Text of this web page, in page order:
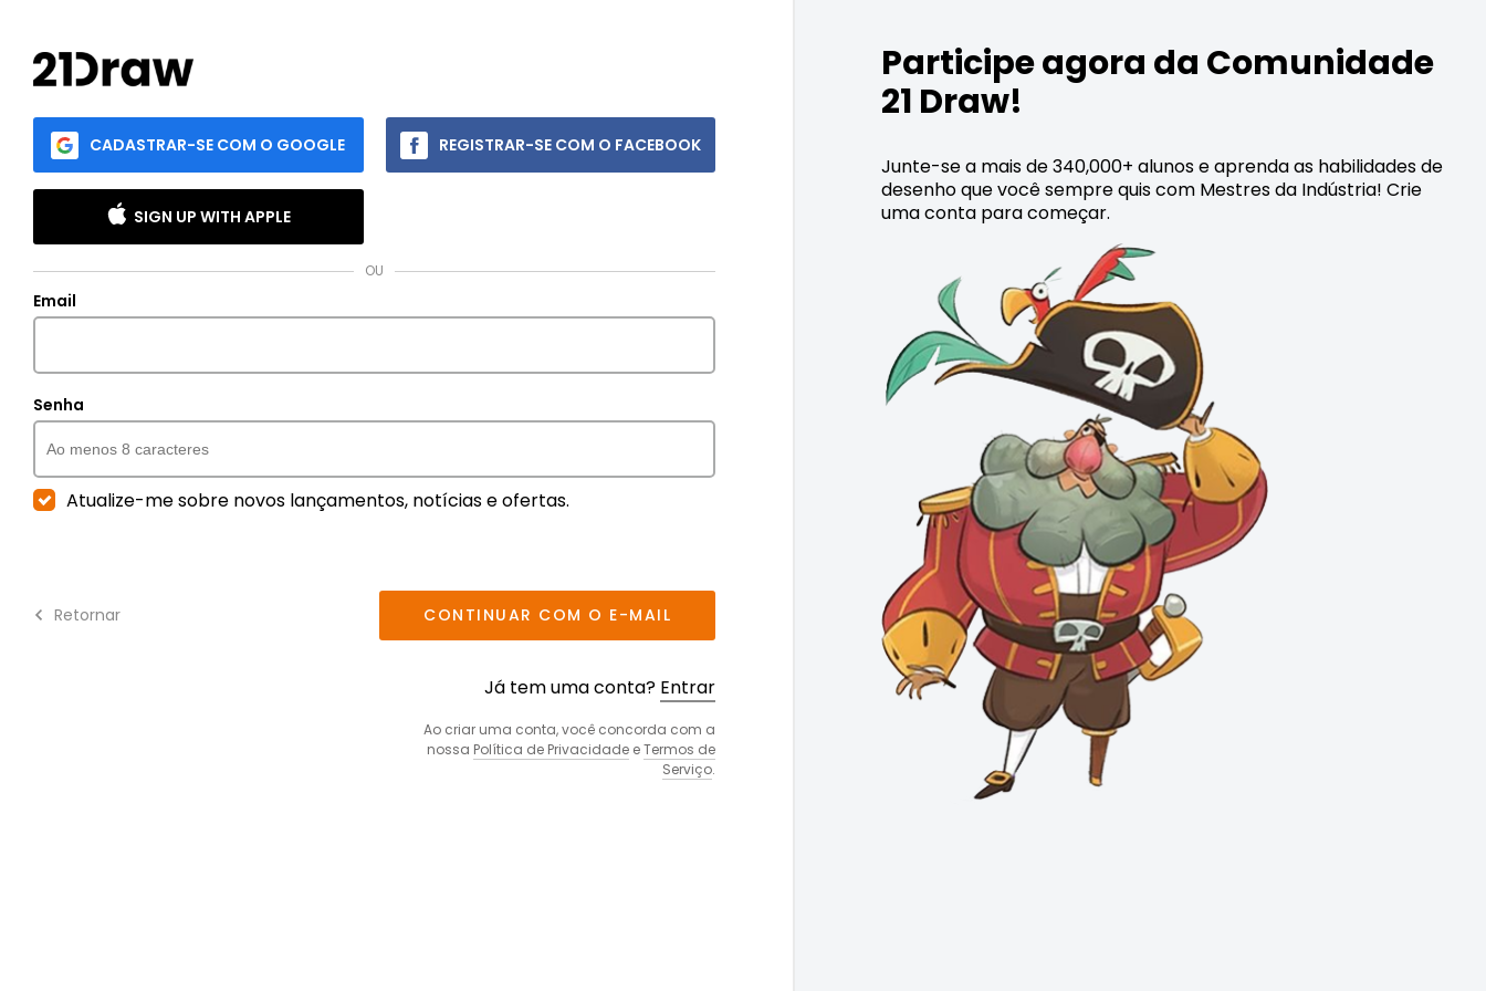
CADASTRAR-SE COM O GOOGLE REGISTRAR-SE COM O FACEBOOK
SIGN UP WITH APPLE
OU
Email
Senha
Atualize-me sobre novos lançamentos, notícias e ofertas.
Retornar CONTINUAR COM O E-MAIL
Já tem uma conta? Entrar
Ao criar uma conta, você concorda com a
nossa Política de Privacidade eTermos de
Serviço.
Participe agora da Comunidade
21 Draw!
Junte-se a mais de 340,000+ alunos e aprenda as habilidades de
desenho que você sempre quis com Mestres da Indústria! Crie
uma conta para começar.